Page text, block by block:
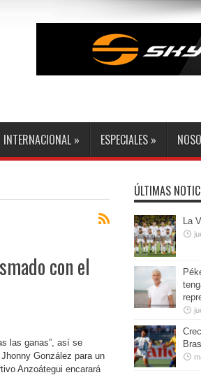
INTERNACIONAL » ESPECIALES »
con el
las ganas”, así se
González para un
Anzoátegui encarará
ÚLTIMAS
La